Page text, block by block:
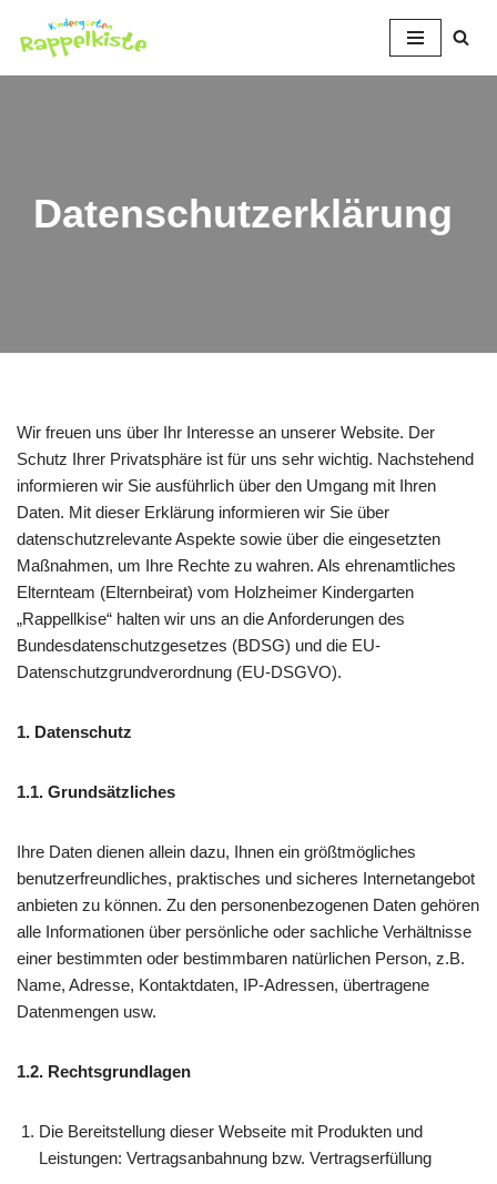
Datenschutzerklärung
Wir freuen uns über Ihr Interesse an unserer Website. Der
Schutz Ihrer Privatsphäre ist für uns sehr wichtig. Nachstehend
informieren wir Sie ausführlich über den Umgang mit Ihren
Daten. Mit dieser Erklärung informieren wir Sie über
datenschutzrelevante Aspekte sowie über die eingesetzten
Maßnahmen, um Ihre Rechte zu wahren. Als ehrenamtliches
Elternteam (Elternbeirat) vom Holzheimer Kindergarten
„Rappellkise“ halten wir uns an die Anforderungen des
Bundesdatenschutzgesetzes (BDSG) und die EU-
Datenschutzgrundverordnung (EU-DSGVO).
1. Datenschutz
1.1. Grundsätzliches
Ihre Daten dienen allein dazu, Ihnen ein größtmögliches
benutzerfreundliches, praktisches und sicheres Internetangebot
anbieten zu können. Zu den personenbezogenen Daten gehören
alle Informationen über persönliche oder sachliche Verhältnisse
einer bestimmten oder bestimmbaren natürlichen Person, z.B.
Name, Adresse, Kontaktdaten, IP-Adressen, übertragene
Datenmengen usw.
1.2. Rechtsgrundlagen
Die Bereitstellung dieser Webseite mit Produkten und
Leistungen: Vertragsanbahnung bzw. Vertragserfüllung